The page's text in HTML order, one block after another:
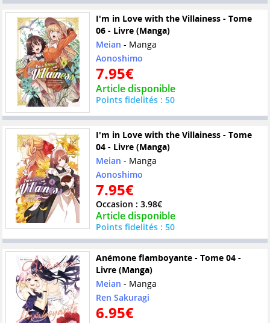
I'm in Love with the Villainess - Tome
06 - Livre (Manga)
Meian - Manga
Aonoshimo
7.95€
Article disponible
Points fidelités : 50
I'm in Love with the Villainess - Tome
04 - Livre (Manga)
Meian - Manga
Aonoshimo
7.95€
Occasion : 3.98€
Article disponible
Points fidelités : 50
Anémone flamboyante - Tome 04 -
Livre (Manga)
Meian - Manga
Ren Sakuragi
6.95€